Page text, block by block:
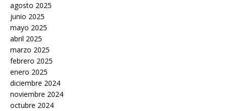
agosto 2025
junio 2025
mayo 2025
abril 2025
marzo 2025
febrero 2025
enero 2025
diciembre 2024
noviembre 2024
octubre 2024